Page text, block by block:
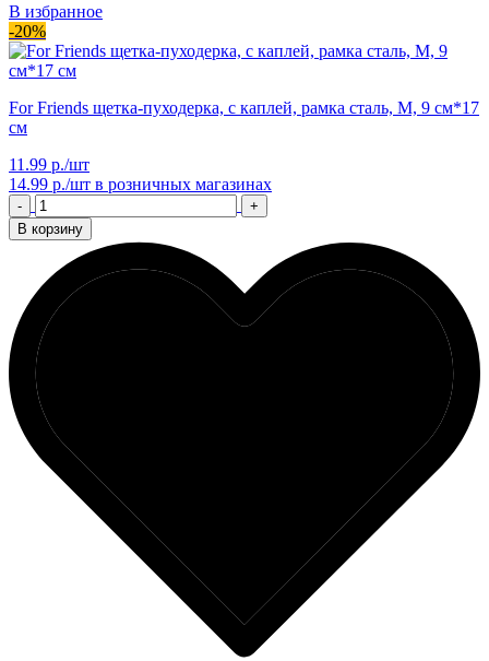
В избранное
-20%
For Friends щетка-пуходерка, с каплей, рамка сталь, M, 9 см*17
см
11.99 р./шт
14.99 р./шт в розничных магазинах
-
+
В корзину